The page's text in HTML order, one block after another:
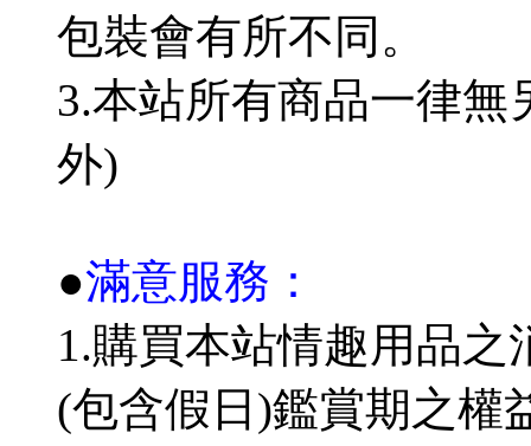
包裝會有所不同。
3.本站所有商品一律
外)
●滿意服務：
1.購買本站情趣用品
(包含假日)鑑賞期之權